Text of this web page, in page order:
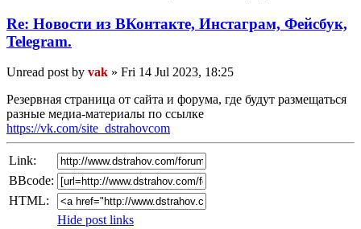
Re: Новости из ВКонтакте, Инстаграм, Фейсбук,
Telegram.
Unread post by vak » Fri 14 Jul 2023, 18:25
Резервная страница от сайта и форума, где будут размещаться
разные медиа-материалы по ссылке
https://vk.com/site_dstrahovcom
Link:
BBcode:
HTML:
Hide post links